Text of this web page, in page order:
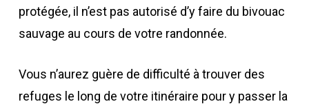
protégée, il n’est pas autorisé d’y faire du bivouac
sauvage au cours de votre randonnée.
Vous n’aurez guère de difficulté à trouver des
refuges le long de votre itinéraire pour y passer la